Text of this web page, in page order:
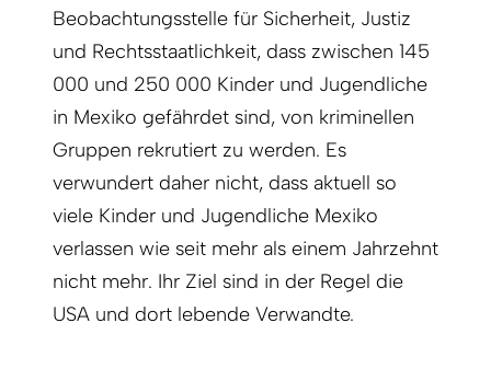
Beobachtungsstelle für Sicherheit, Justiz
und Rechtsstaatlichkeit, dass zwischen 145
000 und 250 000 Kinder und Jugendliche
in Mexiko gefährdet sind, von kriminellen
Gruppen rekrutiert zu werden. Es
verwundert daher nicht, dass aktuell so
viele Kinder und Jugendliche Mexiko
verlassen wie seit mehr als einem Jahrzehnt
nicht mehr. Ihr Ziel sind in der Regel die
USA und dort lebende Verwandte.